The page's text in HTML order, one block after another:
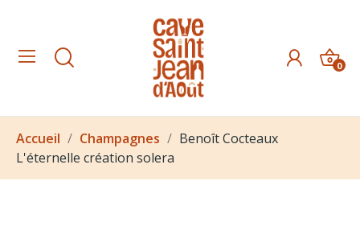
0
Accueil Champagnes
Benoît Cocteaux
L'éternelle création solera